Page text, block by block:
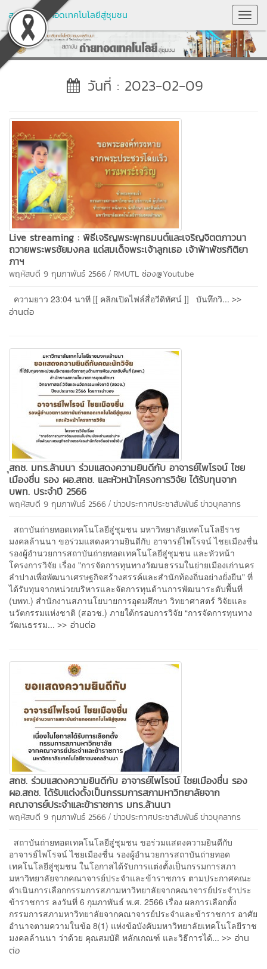
สถาบันถ่ายทอดเทคโนโลยีสู่ชุมชน
วันที่ : 2023-02-09
Live streaming : พิธีเจริญพระพุทธมนต์และเจริญจิตตภาวนา
ถวายพระพรชัยมงคล แด่สมเด็จพระเจ้าลูกเธอ เจ้าฟ้าพัชรกิติยา
ภาฯ
พฤหัสบดี 9 กุมภาพันธ์ 2566 / RMUTL ช่อง@Youtube
ความยาว 23:04 นาที [[ คลิกเปิดไฟล์สื่อวีดิทัศน์ ]] บันทึกวิ... >>
อ่านต่อ
ุสถช. มทร.ล้านนา ร่วมแสดงความยินดีกับ อาจารย์ไพโรจน์ ไชย
เมืองชื่น รอง ผอ.สถช. และหัวหน้าโครงการวิจัย ได้รับทุนจาก
บพท. ประจำปี 2566
พฤหัสบดี 9 กุมภาพันธ์ 2566 / ข่าวประกาศประชาสัมพันธ์ข่าวบุคลากร
สถาบันถ่ายทอดเทคโนโลยีสู่ชุมชน มหาวิทยาลัยเทคโนโลยีราช
มงคลล้านนา ขอร่วมแสดงความยินดีกับ อาจารย์ไพโรจน์ ไชยเมืองชื่น
รองผู้อำนวยการสถาบันถ่ายทอดเทคโนโลยีสู่ชุมชน และหัวหน้า
โครงการวิจัย เรื่อง "การจัดการทุนทางวัฒนธรรมในย่ายเมืองเก่านคร
ลำปางเพื่อพัฒนาเศรษฐกิจสร้างสรรค์และสำนักท้องถิ่นอย่างยั่งยืน" ที่
ได้รับทุนจากหน่วยบริหารและจัดการทุนด้านการพัฒนาระดับพื้นที่
(บพท.) สำนักงานสภานโยบายการอุดมศึกษา วิทยาศาสตร์ วิจัยและ
นวัตกรรมแห่งชาติ (สอวช.) ภายใต้กรอบการวิจัย “การจัดการทุนทาง
วัฒนธรรม... >> อ่านต่อ
สถช. ร่วมแสดงความยินดีกับ อาจารย์ไพโรจน์ ไชยเมืองชื่น รอง
ผอ.สถช. ได้รับแต่งตั้งเป็นกรรมการสภามหาวิทยาลัยจาก
คณาจารย์ประจำและข้าราชการ มทร.ล้านนา
พฤหัสบดี 9 กุมภาพันธ์ 2566 / ข่าวประกาศประชาสัมพันธ์ข่าวบุคลากร
สถาบันถ่ายทอดเทคโนโลยีสู่ชุมชน ขอร่วมแสดงความยินดีกับ
อาจารย์ไพโรจน์ ไชยเมืองชื่น รองผู้อำนวยการสถาบันถ่ายทอด
เทคโนโลยีสู่ชุมชน ในโอกาสได้รับการแต่งตั้งเป็นกรรมการสภา
มหาวิทยาลัยจากคณาจารย์ประจำและข้าราชการ ตามประกาศคณะ
ดำเนินการเลือกกรรมการสภามหาวิทยาลัยจากคณาจารย์ประจำประ
ข้าราชการ ลงวันที่ 6 กุมภาพันธ์ พ.ศ. 2566 เรื่อง ผลการเลือกตั้ง
กรรมการสภามหาวิทยาลัยจากคณาจารย์ประจำและข้าราชการ อาศัย
อำนาจตามความในข้อ 8(1) แห่งข้อบังคับมหาวิทยาลัยเทคโนโลยีราช
มงคลล้านนา ว่าด้วย คุณสมบัติ หลักเกณฑ์ และวิธีการได้... >> อ่าน
ต่อ